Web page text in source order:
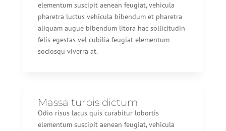
elementum suscipit aenean feugiat, vehicula
pharetra luctus vehicula bibendum et pharetra
aliquam augue bibendum litora hac sollicitudin
felis egestas vel cubilia feugiat elementum
sociosqu viverra at.
Massa turpis dictum
Odio risus lacus quis curabitur lobortis
elementum suscipit aenean feugiat, vehicula